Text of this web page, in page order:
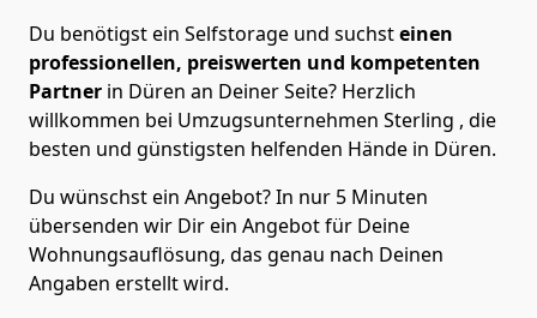
Du benötigst ein Selfstorage und suchsteinen
professionellen, preiswerten und kompetenten
Partner in Düren an Deiner Seite? Herzlich
willkommen bei Umzugsunternehmen Sterling , die
besten und günstigsten helfenden Hände in Düren.
Du wünschst ein Angebot? In nur 5 Minuten
übersenden wir Dir ein Angebot für Deine
Wohnungsauflösung, das genau nach Deinen
Angaben erstellt wird.